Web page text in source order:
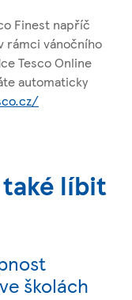
Finest napříč
rámci vánočního
Tesco Online
automaticky
také líbit
školách